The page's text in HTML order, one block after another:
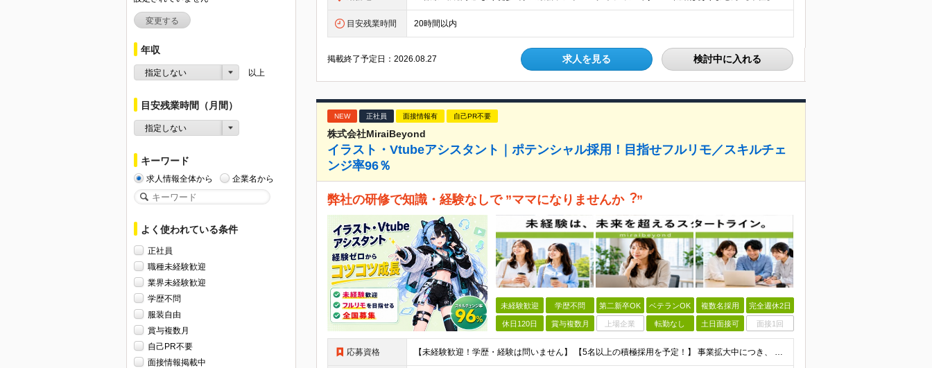
変更する
年収
指定しない 以上
目安残業時間（月間）
指定しない
キーワード
求人情報全体から 企業名から
よく使われている条件
正社員
職種未経験歓迎
業界未経験歓迎
学歴不問
服装自由
賞与複数月
自己PR不要
面接情報掲載中
目安残業時間 20時間以内
掲載終了予定日：2026.08.27 求人を見る 検討中に入れる
NEW 正社員 面接情報有 自己PR不要
株式会社MiraiBeyond
イラスト・Vtubeアシスタント｜ポテンシャル採用！目指せフルリモ／スキルチェ
ンジ率96％
弊社の研修で知識・経験なしで ”ママになりませんか︖”
未経験歓迎 学歴不問 第二新卒OK ベテランOK 複数名採用 完全週休2日
休日120日 賞与複数月 上場企業 転勤なし 土日面接可 面接1回
応募資格 【未経験歓迎！学歴・経験は問いません】 【5名以上の積極採用を予定！】 事業拡大中につき、 これからイラストレーターを目指したい方を積極採用中です！ 「イラストを仕事にしてみたい」 「好きなことを